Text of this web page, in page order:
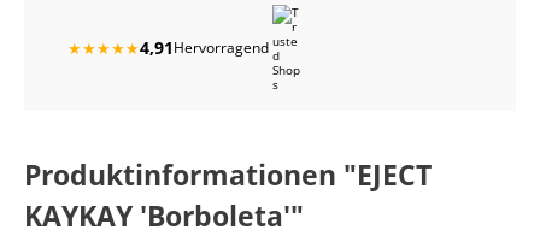
★★★★★4,91Hervorragend
Produktinformationen "EJECT
KAYKAY 'Borboleta'"